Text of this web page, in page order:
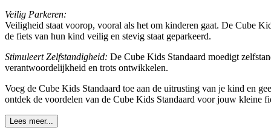
Veilig Parkeren:
Veiligheid staat voorop, vooral als het om kinderen gaat. De Cube
de fiets van hun kind veilig en stevig staat geparkeerd.
Stimuleert Zelfstandigheid: De Cube Kids Standaard moedigt
verantwoordelijkheid en trots ontwikkelen.
Voeg de Cube Kids Standaard toe aan de uitrusting van je kind en
ontdek de voordelen van de Cube Kids Standaard voor jouw kleine
Lees meer...